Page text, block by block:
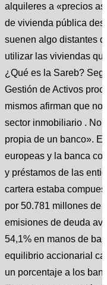
alquileres a «precios
de vivienda pública
suenen algo distantes
utilizar las viviendas
¿Qué es la Sareb?
Gestión de Activos
mismos afirman que
sector inmobiliario . No
propia de un banco».
europeas y la banca
y préstamos de las
cartera estaba
por 50.781 millones de
emisiones de deuda
54,1% en manos de
equilibrio accionarial
un porcentaje a los